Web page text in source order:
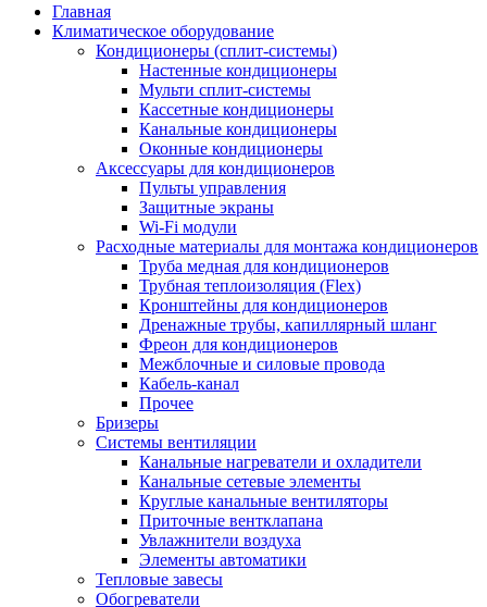
Главная
Климатическое оборудование
Кондиционеры (сплит-системы)
Настенные кондиционеры
Мульти сплит-системы
Кассетные кондиционеры
Канальные кондиционеры
Оконные кондиционеры
Аксессуары для кондиционеров
Пульты управления
Защитные экраны
Wi-Fi модули
Расходные материалы для монтажа кондиционеров
Труба медная для кондиционеров
Трубная теплоизоляция (Flex)
Кронштейны для кондиционеров
Дренажные трубы, капиллярный шланг
Фреон для кондиционеров
Межблочные и силовые провода
Кабель-канал
Прочее
Бризеры
Системы вентиляции
Канальные нагреватели и охладители
Канальные сетевые элементы
Круглые канальные вентиляторы
Приточные вентклапана
Увлажнители воздуха
Элементы автоматики
Тепловые завесы
Обогреватели